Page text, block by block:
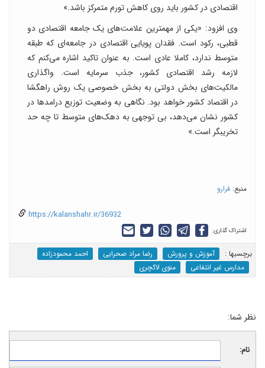
اقتصادی در کشور باید روی کاهش تورم متمرکز باشد.»
وی افزود: «یکی از مهمترین علامت‌های یک جامعه اقتصادی دو
قطبی، رکود است. فقدان پویایی اقتصادی در جامعه‌ای که طبقه
متوسط ندارد، کاملا عادی است. به عنوان تاکید اشاره می‌کنم که
لازمه رشد اقتصادی کشور، جذب سرمایه است. واگذاری
مالکیت‌های بخش دولتی به بخش خصوصی یک روش راهگشا
در اقتصاد کشور خواهد بود. نگاهی به وضعیت توزیع درامد‌ها در
کشور نشان می‌دهد، بی توجهی به دهک‌های متوسط تا چه حد
تخریبگر است.»
منبع: فرارو
https://kalanshahr.ir/36932
اشتراک گذاری:
برچسب‎ها : آموزش و پرورش رضا مراد صحرایی
احمد محمودزاده
مدارس غیر انتفاعی
منوی لاکچری
نظر شما:
نام: